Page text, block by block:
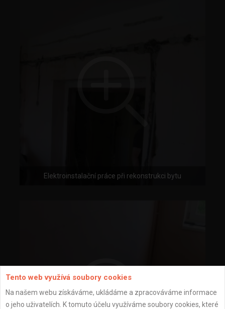
Elektroinstalační práce při rekonstrukci bytu
Tento web využívá soubory cookies
Na našem webu získáváme, ukládáme a zpracováváme informace
o jeho uživatelích. K tomuto účelu využíváme soubory cookies, které